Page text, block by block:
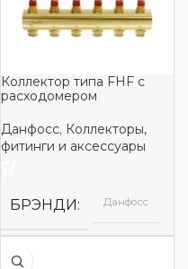
Коллектор типа FHF с
расходомером
Данфосс, Коллекторы,
фитинги и аксессуары
БРЭНДИ Данфосс